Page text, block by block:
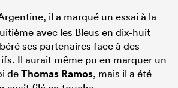
il a marqué un essai à la
avec les Bleus en dix-huit
ses partenaires face à des
Il aurait même pu en marquer un
deThomas Ramos, mais il a été